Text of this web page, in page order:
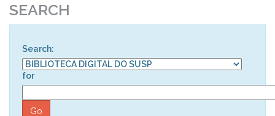
SEARCH
Search:
for